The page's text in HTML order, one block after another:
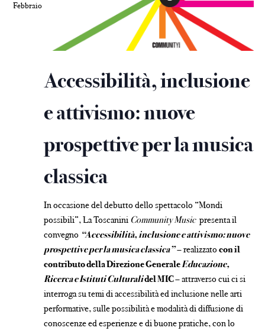
Febbraio
Accessibilità, inclusione
e attivismo: nuove
prospettive per la musica
classica
In occasione del debutto dello spettacolo “Mondi
possibili”, La ToscaniniCommunity Music presenta il
convegno “Accessibilità, inclusione e attivismo: nuove
prospettive per la musica classica”– realizzatocon il
contributo della Direzione GeneraleEducazione,
Ricerca e Istituti Culturalidel MIC– attraverso cui ci si
interroga su temi di accessibilità ed inclusione nelle arti
performative, sulle possibilità e modalità di diffusione di
conoscenze ed esperienze e di buone pratiche, con lo